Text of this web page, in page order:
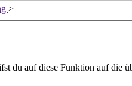
>
du auf diese Funktion auf die